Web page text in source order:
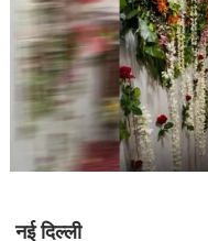
नई दिल्ली